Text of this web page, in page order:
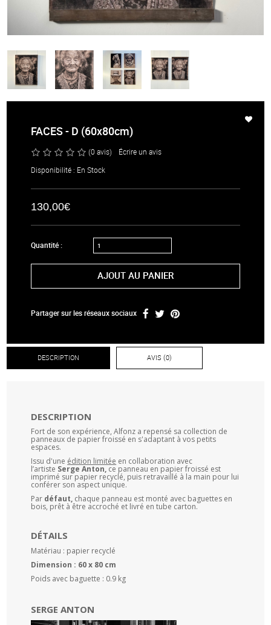
FACES - D (60x80cm)
(0 avis) Écrire un avis
Disponibilité : En Stock
130,00€
Quantité :
AJOUT AU PANIER
Partager sur les réseaux sociaux
DESCRIPTION AVIS (0)
DESCRIPTION
Fort de son expérience, Alfonz a repensé sa collection de
panneaux de papier froissé en s'adaptant à vos petits
espaces.
Issu d'une édition limitée en collaboration avec
l’artiste Serge Anton, ce panneau en papier froissé est
imprimé sur papier recyclé, puis retravaillé à la main pour lui
conférer son aspect unique.
Par défaut, chaque panneau est monté avec baguettes en
bois, prêt à être accroché et livré en tube carton.
DÉTAILS
Matériau : papier recyclé
Dimension : 60 x 80 cm
Poids avec baguette : 0.9 kg
SERGE ANTON